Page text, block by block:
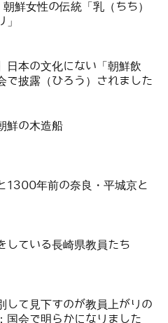
鮮女性の伝統「乳（ちち）
」
日本の文化にない「朝鮮飲
で披露（ひろう）されました
鮮の木造船
1300年前の奈良・平城京と
している長崎県教員たち
して見下すのが教員上がりの
国会で明らかになりました